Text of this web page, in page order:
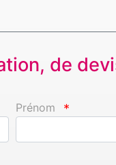
de
Prénom *